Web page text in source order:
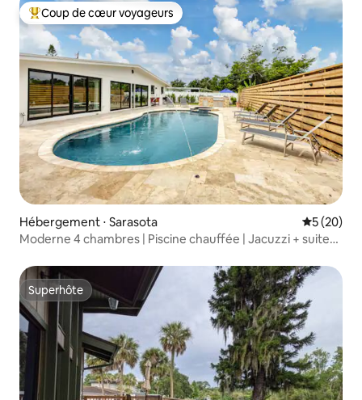
Coups de cœur voyageurs les plus appréciés
Coup de cœur voyageurs
Hébergement ⋅ Sarasota
5 (20)
Moderne 4 chambres | Piscine chauffée | Jacuzzi + suite
Superhôte
Superhôte